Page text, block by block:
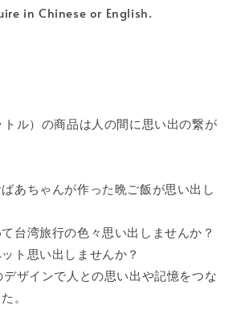
in Chinese or English.
ル）の商品は人の間に思い出の繋が
あちゃんが作った晩ご飯が思い出し
台湾旅行の色々思い出しませんか？
ト思い出しませんか？
ザインで人との思い出や記憶をつな
。